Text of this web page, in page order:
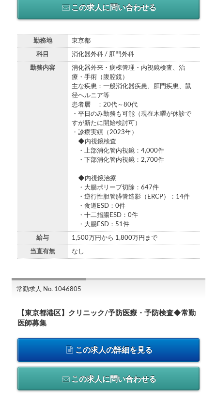
この求人に問い合わせる
勤務地 東京都
科目 消化器外科 / 肛門外科
勤務内容
消化器外来・病棟管理・内視鏡検査、治
療・手術（腹腔鏡）
主な疾患：一般消化器疾患、肛門疾患、鼠
径ヘルニア等
患者層 ：20代～80代
・平日のみ勤務も可能（現在木曜が休診で
すが新たに開始検討可）
・診療実績（2023年）
◆内視鏡検査
・上部消化管内視鏡：4,000件
・下部消化管内視鏡：2,700件
◆内視鏡治療
・大腸ポリープ切除：647件
・逆行性胆管膵管造影（ERCP）：14件
・食道ESD：0件
・十二指腸ESD：0件
・大腸ESD：51件
給与 1,500万円から 1,800万円まで
当直有無 なし
常勤求人 No. 1046805
【東京都港区】クリニック/予防医療・予防検査◆常勤
医師募集
この求人の詳細を見る
この求人に問い合わせる